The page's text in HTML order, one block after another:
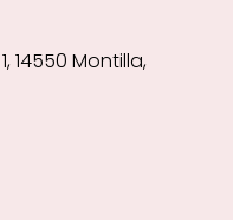
14550 Montilla,